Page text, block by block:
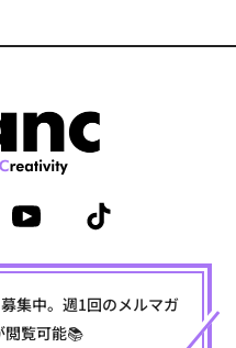
集中。週1回のメルマガ
閲覧可能📚